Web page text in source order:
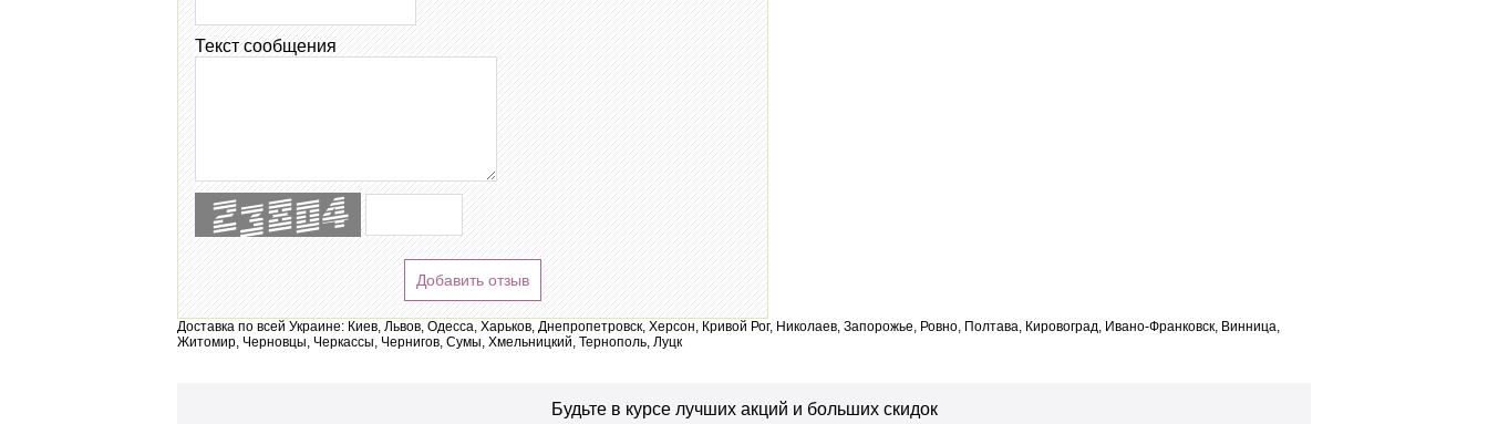
Текст сообщения
Добавить отзыв
Доставка по всей Украине: Киев, Львов, Одесса, Харьков, Днепропетровск, Херсон, Кривой Рог, Николаев, Запорожье, Ровно, Полтава, Кировоград, Ивано-Франковск, Винница,
Житомир, Черновцы, Черкассы, Чернигов, Сумы, Хмельницкий, Тернополь, Луцк
Будьте в курсе лучших акций и больших скидок